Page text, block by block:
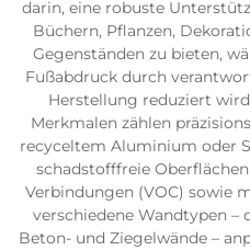
darin, eine robuste
Büchern, Pflanzen,
Gegenständen zu bieten,
Fußabdruck durch
Herstellung reduziert
Merkmalen zählen
recyceltem Aluminium oder
schadstofffreie
Verbindungen (VOC) sowie
verschiedene Wandtypen –
Beton- und Ziegelwände –